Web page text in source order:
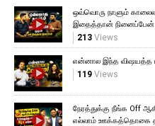
ஒவ்வொரு நாளும் காலைல
இதைத்தான் நினைப்பேன்
213Views
என்னால இந்த விஷயத்த
119Views
நேரத்துக்கு நீங்க Off
எல்லாம் ஊக்கத்தொகை